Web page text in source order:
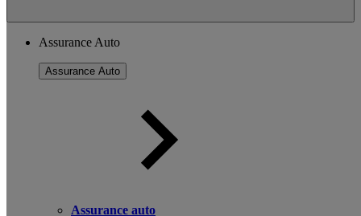
Assurance Auto
Assurance Auto
Assurance auto